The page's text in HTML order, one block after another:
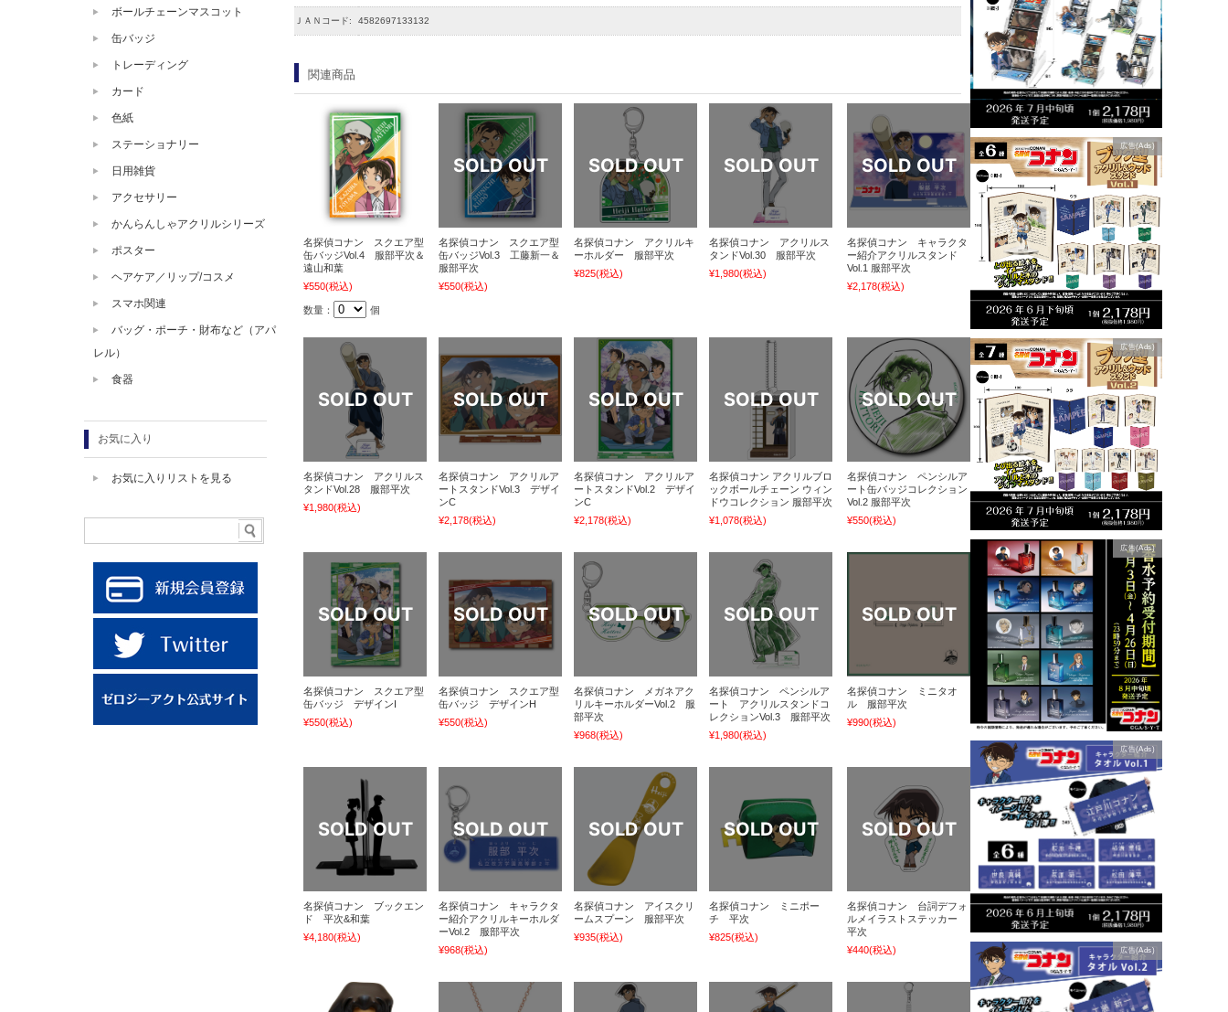
広告(Ads)
広告(Ads)
広告(Ads)
広告(Ads)
広告(Ads)
ＪＡＮコード: 4582697133132
関連商品
名探偵コナン スクエア型
缶バッジVol.4 服部平次＆
遠山和葉
¥550(税込)
数量： 個
名探偵コナン スクエア型
缶バッジVol.3 工藤新一＆
服部平次
¥550(税込)
名探偵コナン アクリルキ
ーホルダー 服部平次
¥825(税込)
名探偵コナン アクリルス
タンドVol.30 服部平次
¥1,980(税込)
名探偵コナン キャラクタ
ー紹介アクリルスタンド
Vol.1 服部平次
¥2,178(税込)
名探偵コナン アクリルス
タンドVol.28 服部平次
¥1,980(税込)
名探偵コナン アクリルア
ートスタンドVol.3 デザイ
ンC
¥2,178(税込)
名探偵コナン アクリルア
ートスタンドVol.2 デザイ
ンC
¥2,178(税込)
名探偵コナン アクリルブロ
ックボールチェーン ウィン
ドウコレクション 服部平次
¥1,078(税込)
名探偵コナン ペンシルア
ート缶バッジコレクション
Vol.2 服部平次
¥550(税込)
名探偵コナン スクエア型
缶バッジ デザインI
¥550(税込)
名探偵コナン スクエア型
缶バッジ デザインH
¥550(税込)
名探偵コナン メガネアク
リルキーホルダーVol.2 服
部平次
¥968(税込)
名探偵コナン ペンシルア
ート アクリルスタンドコ
レクションVol.3 服部平次
¥1,980(税込)
名探偵コナン ミニタオ
ル 服部平次
¥990(税込)
名探偵コナン ブックエン
ド 平次&和葉
¥4,180(税込)
名探偵コナン キャラクタ
ー紹介アクリルキーホルダ
ーVol.2 服部平次
¥968(税込)
名探偵コナン アイスクリ
ームスプーン 服部平次
¥935(税込)
名探偵コナン ミニポー
チ 平次
¥825(税込)
名探偵コナン 台詞デフォ
ルメイラストステッカー
平次
¥440(税込)
ボールチェーンマスコット
缶バッジ
トレーディング
カード
色紙
ステーショナリー
日用雑貨
アクセサリー
かんらんしゃアクリルシリーズ
ポスター
ヘアケア／リップ/コスメ
スマホ関連
バッグ・ポーチ・財布など（アパ
レル）
食器
お気に入り
お気に入りリストを見る